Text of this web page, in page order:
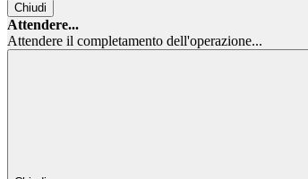
Chiudi
Attendere...
Attendere il completamento dell'operazione...